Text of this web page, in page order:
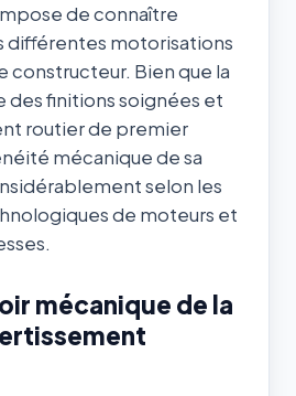
de connaître
différentes motorisations
constructeur. Bien que la
des finitions soignées et
routier de premier
mécanique de sa
selon les
de moteurs et
mécanique de la